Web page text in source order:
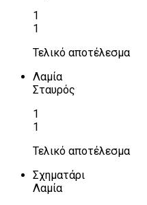
1
1
Τελικό αποτέλεσμα
Λαμία
Σταυρός
1
1
Τελικό αποτέλεσμα
Σχηματάρι
Λαμία